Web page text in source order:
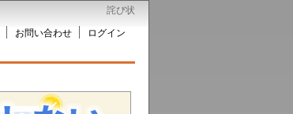
詫び状
お問い合わせ ログイン